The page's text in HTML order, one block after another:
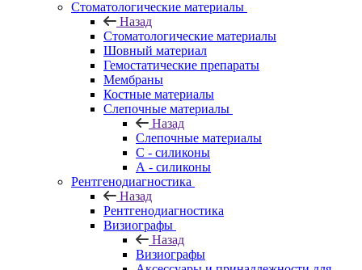
Стоматологические материалы
Назад
Стоматологические материалы
Шовный материал
Гемостатические препараты
Мембраны
Костные материалы
Слепочные материалы
Назад
Слепочные материалы
C - силиконы
А - силиконы
Рентгенодиагностика
Назад
Рентгенодиагностика
Визиографы
Назад
Визиографы